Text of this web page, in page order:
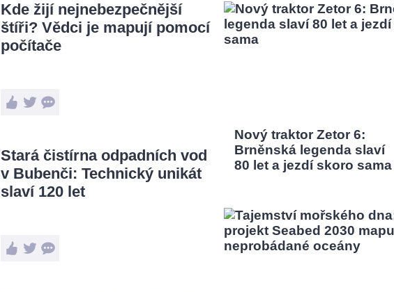
Kde žijí nejnebezpečnější
štíři? Vědci je mapují pomocí
počítače
Stará čistírna odpadních vod
v Bubenči: Technický unikát
slaví 120 let
Nový traktor Zetor 6:
Brněnská legenda slaví
80 let a jezdí skoro sama